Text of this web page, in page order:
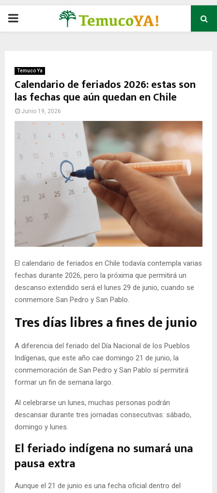
P
M
A
U
Temuco Ya
Calendario de feriados 2026: estas son
las fechas que aún quedan en Chile
Junio 19, 2026
El calendario de feriados en Chile todavía contempla varias
fechas durante 2026, pero la próxima que permitirá un
descanso extendido será el lunes 29 de junio, cuando se
conmemore San Pedro y San Pablo.
Tres días libres a fines de junio
A diferencia del feriado del Día Nacional de los Pueblos
Indígenas, que este año cae domingo 21 de junio, la
conmemoración de San Pedro y San Pablo sí permitirá
formar un fin de semana largo.
Al celebrarse un lunes, muchas personas podrán
descansar durante tres jornadas consecutivas: sábado,
domingo y lunes.
El feriado indígena no sumará una
pausa extra
Aunque el 21 de junio es una fecha oficial dentro del